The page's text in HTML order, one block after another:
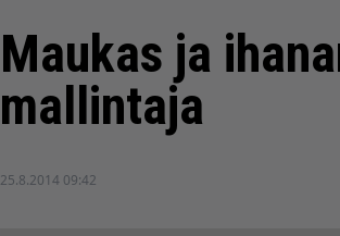
Maukas ja
mallintaja
25.8.2014 09:42